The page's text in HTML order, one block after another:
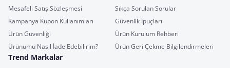
Mesafeli Satış Sözleşmesi
Sıkça Sorulan Sorular
Kampanya Kupon Kullanımları
Güvenlik İpuçları
Ürün Güvenliği
Ürün Kurulum Rehberi
Ürünümü Nasıl İade Edebilirim?
Ürün Geri Çekme Bilgilendirmeleri
Trend Markalar